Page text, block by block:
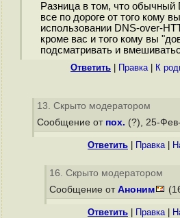
Разница в том, что обычный
все по дороге от того кому
использовании DNS-over-
кроме вас и того кому вы
подсматривать и
Ответить Правка| К
13. Скрыто модератором
Сообщение от пох. (?), 25-
Ответить Правка|
16. Скрыто модератором
Сообщение от Аноним
Ответить Правка|